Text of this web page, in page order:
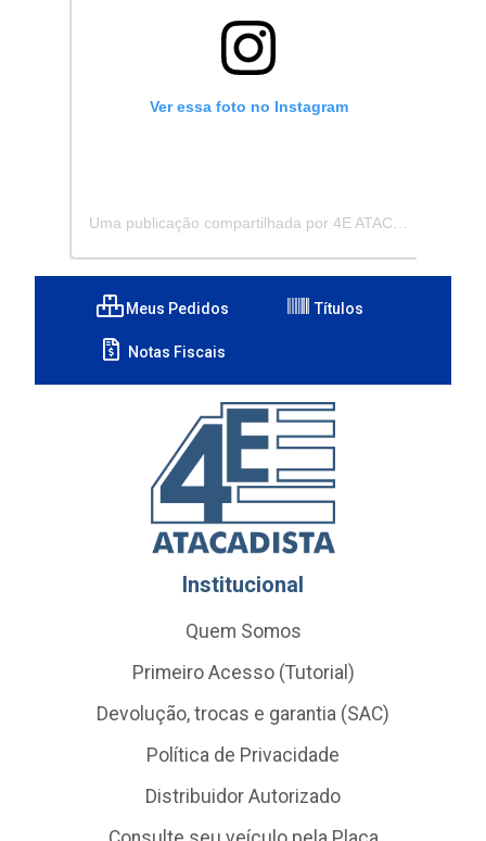
Ver essa foto no Instagram
Meus Pedidos Títulos
Notas Fiscais
Institucional
Quem Somos
Primeiro Acesso (Tutorial)
Devolução, trocas e garantia (SAC)
Política de Privacidade
Distribuidor Autorizado